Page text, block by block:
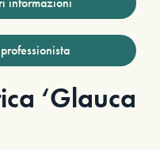
‘Glauca